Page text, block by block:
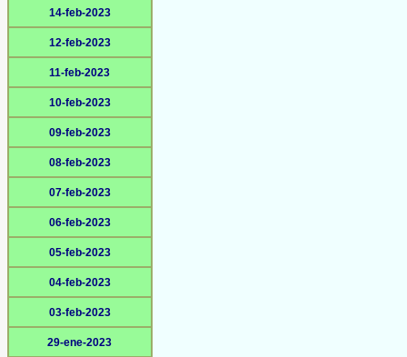
14-feb-2023
12-feb-2023
11-feb-2023
10-feb-2023
09-feb-2023
08-feb-2023
07-feb-2023
06-feb-2023
05-feb-2023
04-feb-2023
03-feb-2023
29-ene-2023